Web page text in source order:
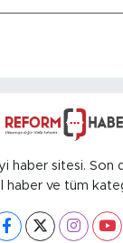
haber sitesi. Son
haber ve tüm